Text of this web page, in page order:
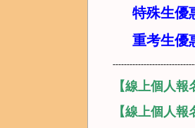
特殊生優
重考生優
【線上個人
【線上個人